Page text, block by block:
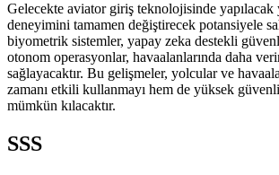
Gelecekte aviator giriş teknolojisinde yapılacak
deneyimini tamamen değiştirecek potansiyele
biyometrik sistemler, yapay zeka destekli
otonom operasyonlar, havaalanlarında daha
sağlayacaktır. Bu gelişmeler, yolcular ve
zamanı etkili kullanmayı hem de yüksek
mümkün kılacaktır.
SSS